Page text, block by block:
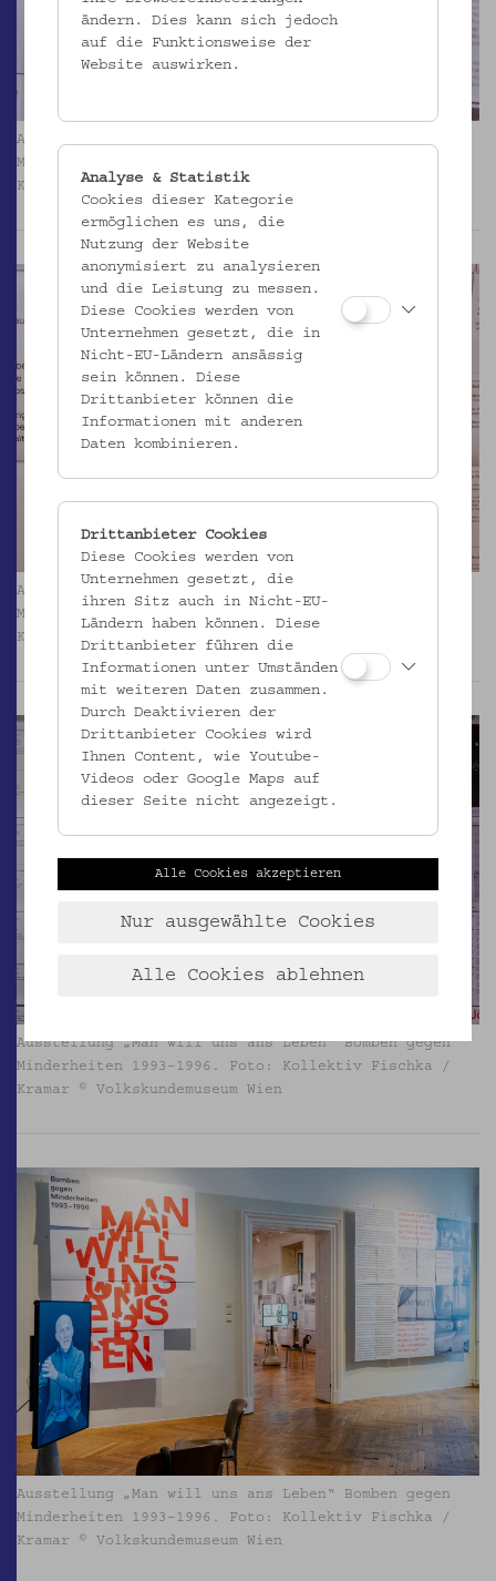
Ausstellung „Man will uns ans Leben“ Bomben gegen
Minderheiten 1993–1996. Foto: Kollektiv Fischka /
Kramar © Volkskundemuseum Wien
Ausstellung „Man will uns ans Leben“ Bomben gegen
Minderheiten 1993–1996. Foto: Kollektiv Fischka /
Kramar © Volkskundemuseum Wien
Ausstellung „Man will uns ans Leben“ Bomben gegen
Minderheiten 1993–1996. Foto: Kollektiv Fischka /
Kramar © Volkskundemuseum Wien
Ausstellung „Man will uns ans Leben“ Bomben gegen
Minderheiten 1993–1996. Foto: Kollektiv Fischka /
Kramar © Volkskundemuseum Wien
ändern. Dies kann sich jedoch
auf die Funktionsweise der
Website auswirken.
Analyse & Statistik
Cookies dieser Kategorie
ermöglichen es uns, die
Nutzung der Website
anonymisiert zu analysieren
und die Leistung zu messen.
Diese Cookies werden von
Unternehmen gesetzt, die in
Nicht-EU-Ländern ansässig
sein können. Diese
Drittanbieter können die
Informationen mit anderen
Daten kombinieren.
Drittanbieter Cookies
Diese Cookies werden von
Unternehmen gesetzt, die
ihren Sitz auch in Nicht-EU-
Ländern haben können. Diese
Drittanbieter führen die
Informationen unter Umständen
mit weiteren Daten zusammen.
Durch Deaktivieren der
Drittanbieter Cookies wird
Ihnen Content, wie Youtube-
Videos oder Google Maps auf
dieser Seite nicht angezeigt.
Alle Cookies akzeptieren
Nur ausgewählte Cookies
Alle Cookies ablehnen